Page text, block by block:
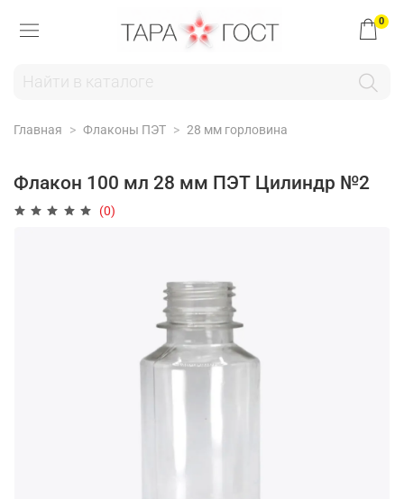
0
Главная Флаконы ПЭТ 28 мм горловина
Флакон 100 мл 28 мм ПЭТ Цилиндр №2
(0)